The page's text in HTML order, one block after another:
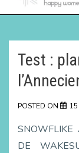
Test :
POSTED ON
DE